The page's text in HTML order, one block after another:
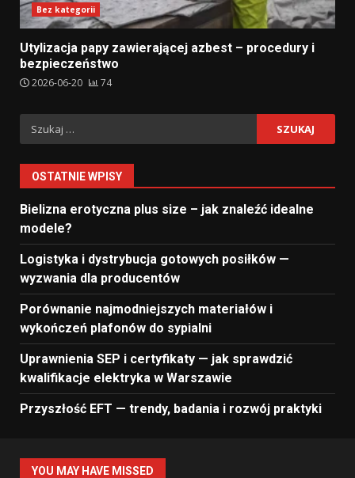
Bez kategorii
Utylizacja papy zawierającej azbest – procedury i
bezpieczeństwo
2026-06-20 74
Szukaj:
OSTATNIE WPISY
Bielizna erotyczna plus size – jak znaleźć idealne
modele?
Logistyka i dystrybucja gotowych posiłków —
wyzwania dla producentów
Porównanie najmodniejszych materiałów i
wykończeń plafonów do sypialni
Uprawnienia SEP i certyfikaty — jak sprawdzić
kwalifikacje elektryka w Warszawie
Przyszłość EFT — trendy, badania i rozwój praktyki
YOU MAY HAVE MISSED